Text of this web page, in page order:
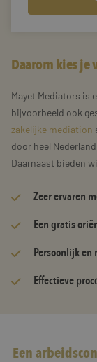
Daarom kies je
Mayet Mediators is
bijvoorbeeld ook
zakelijke mediation
door heel
Daarnaast bieden
Zeerervaren
Een gratis
Persoonlijk en
Effectieve
Een